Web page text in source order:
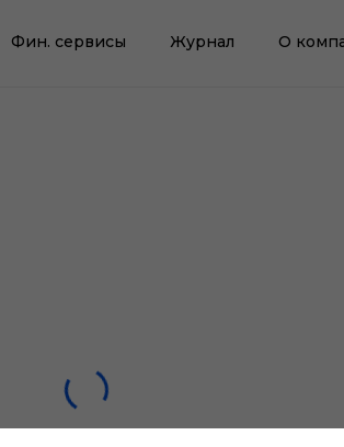
Фин. сервисы Журнал О